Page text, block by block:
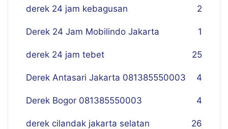
derek 24 jam kebagusan 2
Derek 24 Jam Mobilindo Jakarta 1
derek 24 jam tebet 25
Derek Antasari Jakarta 081385550003 4
Derek Bogor 081385550003 4
derek cilandak jakarta selatan 26